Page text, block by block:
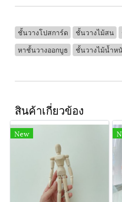
ชั้นวางโปสการ์ด ชั้นวางไม้สน
หาชั้นวางออกบูธ
ชั้นวางไม้นํ้าห
สินค้าเกี่ยวข้อง
New